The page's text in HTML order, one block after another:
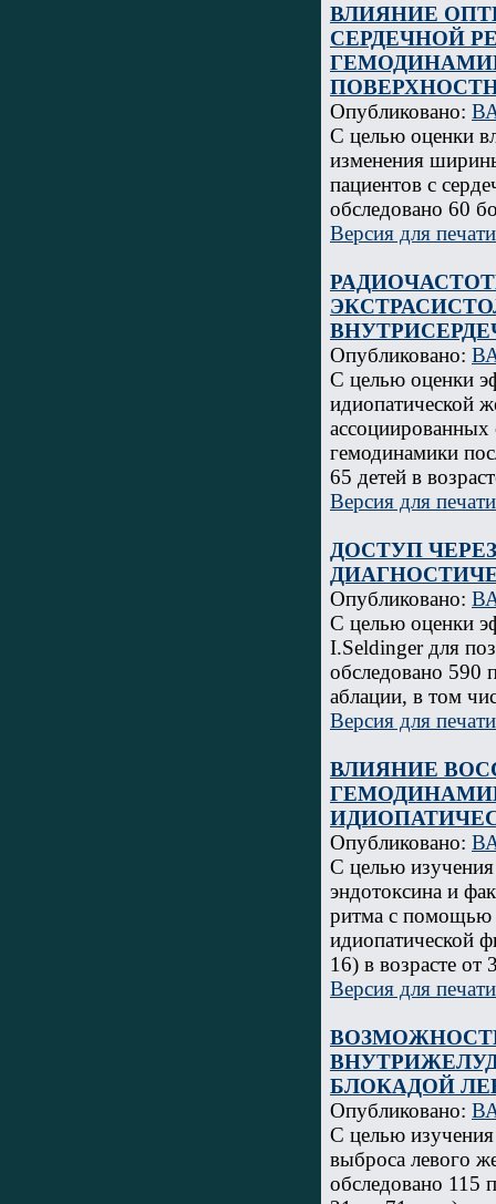
ВЛИЯНИЕ
СЕРДЕЧНОЙ
Опубликовано:
С целью оценки
изменения
пациентов с
обследовано 60
Версия для печати
Опубликовано:
С целью оценки
идиопатической
ассоциированных
гемодинамики
65 детей в
Версия для печати
ДОСТУП
Опубликовано:
С целью оценки
I.Seldinger для
обследовано 590
аблации, в том
Версия для печати
ВЛИЯНИЕ
Опубликовано:
С целью
эндотоксина и
ритма с помощью
идиопатической
16) в возрасте от
Версия для печати
БЛОКАДОЙ
Опубликовано:
С целью
выброса левого
обследовано 115